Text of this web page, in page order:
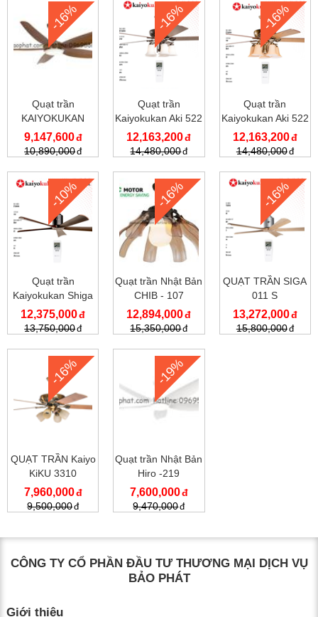
-16%
Quạt trần
KAIYOKUKAN
HIRO 219 OAK
9,147,600
10,890,000
-16%
Quạt trần
Kaiyokukan Aki 522
12,163,200
14,480,000
-16%
Quạt trần
Kaiyokukan Aki 522
G
12,163,200
14,480,000
-10%
Quạt trần
Kaiyokukan Shiga
011 BK
12,375,000
13,750,000
-16%
Quạt trần Nhật Bản
CHIB - 107
12,894,000
15,350,000
-16%
QUẠT TRẦN SIGA
011 S
13,272,000
15,800,000
-16%
QUẠT TRẦN Kaiyo
KiKU 3310
7,960,000
9,500,000
-19%
Quạt trần Nhật Bản
Hiro -219
7,600,000
9,470,000
CÔNG TY CỔ PHẦN ĐẦU TƯ THƯƠNG MẠI DỊCH VỤ
BẢO PHÁT
Giới thiệu